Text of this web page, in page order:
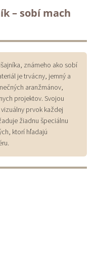
– sobí mach
známeho ako sobí
je trvácny, jemný a
aranžmánov,
projektov. Svojou
prvok každej
žiadnu špeciálnu
ktorí hľadajú